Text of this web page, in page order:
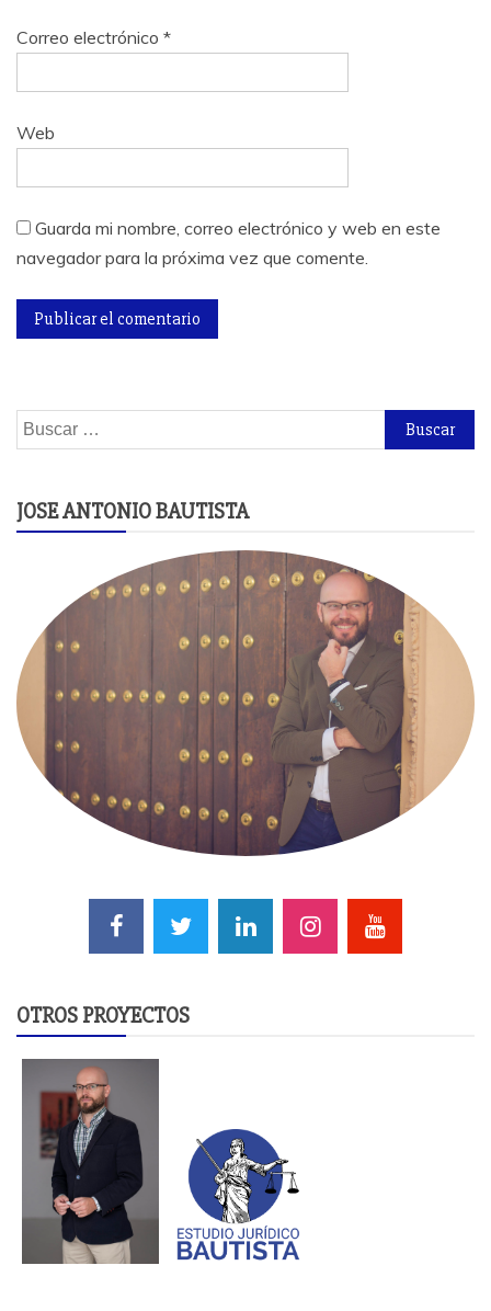
Correo electrónico *
Web
Guarda mi nombre, correo electrónico y web en este
navegador para la próxima vez que comente.
Buscar:
JOSE ANTONIO BAUTISTA
OTROS PROYECTOS